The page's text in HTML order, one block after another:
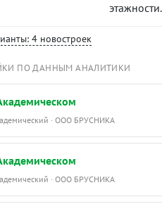
4 новостроек
ПО ДАННЫМ АНАЛИТИКИ
· ООО БРУСНИКА
· ООО БРУСНИКА